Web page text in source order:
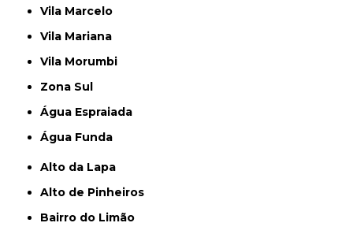
Vila Marcelo
Vila Mariana
Vila Morumbi
Zona Sul
Água Espraiada
Água Funda
Alto da Lapa
Alto de Pinheiros
Bairro do Limão